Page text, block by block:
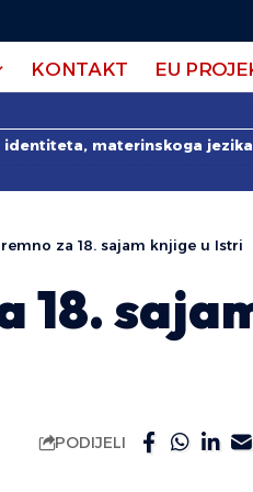
KONTAKT EU
materinskoga
za 18. sajam knjige u Istri
18.
PODIJELI